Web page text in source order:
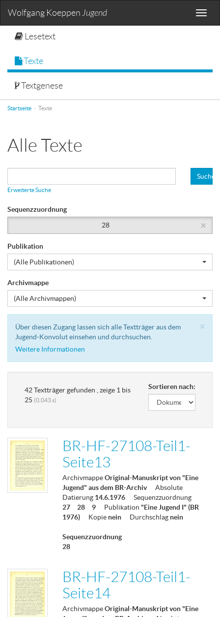
Toggle
Wolfgang Koeppen Jugend
Lesetext
Texte
Textgenese
Startseite Texte
Alle Texte
Suchen
Erweiterte Suche
Sequenzzuordnung
28
×
Publikation
(Alle Publikationen)
Archivmappe
(Alle Archivmappen)
×
Über diesen Zugang lassen sich alle Textträger aus dem
Jugend-Konvolut einsehen und durchsuchen.
Weitere Informationen
42 Textträger gefunden , zeige 1 bis
25 (0,043 s)
Sortieren nach:
BR-HF-27108-Teil1-
Seite13
ArchivmappeOriginal-Manuskript von "Eine
Jugend" aus dem BR-Archiv
Absolute
Datierung 14.6.1976
Sequenzzuordnung
27
28 9 Publikation "Eine Jugend I" (BR
1976)
Kopie nein Durchschlag nein
Sequenzzuordnung
28
BR-HF-27108-Teil1-
Seite14
ArchivmappeOriginal-Manuskript von "Eine